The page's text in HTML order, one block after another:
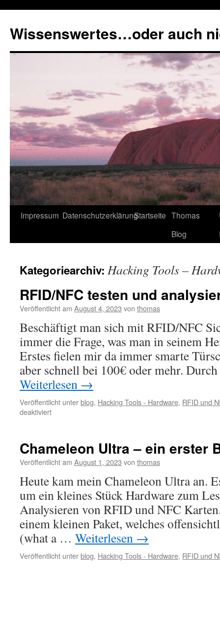
springen
Wissenswertes…oder auch
Impressum DatenschutzerklärungStartseite Thomas
Blog
Kategoriearchiv: Hacking Tools –
RFID/NFC testen und
Veröffentlicht am August 4, 2023 von thomas
Beschäftigt man sich mit RFID/NFC
immer die Frage, was man in seinem
Erstes fielen mir da immer smarte
aber schnell bei 100€ oder mehr.
Weiterlesen →
Veröffentlicht unterblog, Hacking Tools - Hardware, RFID und
deaktiviertfür
analysieren
–
1
Chameleon Ultra – ein erster
Veröffentlicht am August 1, 2023 von thomas
Heute kam mein Chameleon Ultra an.
um ein kleines Stück Hardware zum
Analysieren von RFID und NFC
einem kleinen Paket, welches
(what a … Weiterlesen →
Veröffentlicht unterblog, Hacking Tools - Hardware, RFID und